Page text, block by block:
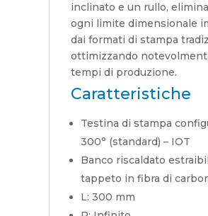
inclinato e un rullo,
ogni limite dimensionale
dai formati di stampa
ottimizzando
tempi di produzione.
Caratteristiche
Testina di stampa
300° (standard) – IOT
Banco riscaldato
tappeto in fibra di
L: 300 mm